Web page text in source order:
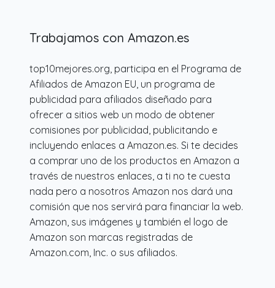
Trabajamos con Amazon.es
top10mejores.org, participa en el Programa de
Afiliados de Amazon EU, un programa de
publicidad para afiliados diseñado para
ofrecer a sitios web un modo de obtener
comisiones por publicidad, publicitando e
incluyendo enlaces a Amazon.es. Si te decides
a comprar uno de los productos en Amazon a
través de nuestros enlaces, a ti no te cuesta
nada pero a nosotros Amazon nos dará una
comisión que nos servirá para financiar la web.
Amazon, sus imágenes y también el logo de
Amazon son marcas registradas de
Amazon.com, Inc. o sus afiliados.